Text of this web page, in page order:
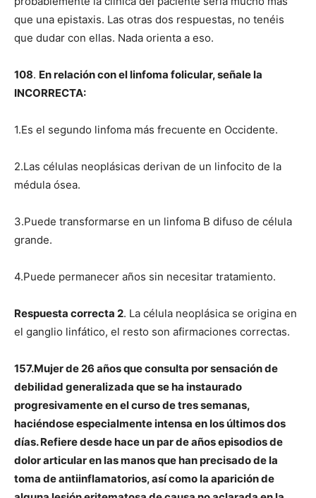
que una epistaxis. Las otras dos respuestas, no tenéis
que dudar con ellas. Nada orienta a eso.
108. En relación con el linfoma folicular, señale la
INCORRECTA:
1.Es el segundo linfoma más frecuente en Occidente.
2.Las células neoplásicas derivan de un linfocito de la
médula ósea.
3.Puede transformarse en un linfoma B difuso de célula
grande.
4.Puede permanecer años sin necesitar tratamiento.
Respuesta correcta 2. La célula neoplásica se origina en
el ganglio linfático, el resto son afirmaciones correctas.
157.Mujer de 26 años que consulta por sensación de
debilidad generalizada que se ha instaurado
progresivamente en el curso de tres semanas,
haciéndose especialmente intensa en los últimos dos
días. Refiere desde hace un par de años episodios de
dolor articular en las manos que han precisado de la
toma de antiinflamatorios, así como la aparición de